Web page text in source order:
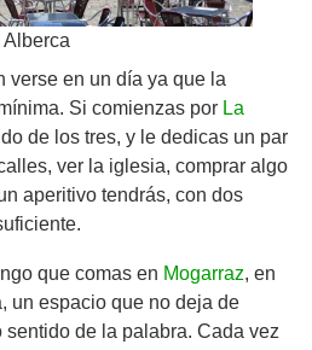
Alberca
verse en un día ya que la
Si comienzas por La
de los tres, y le dedicas un par
ver la iglesia, comprar algo
aperitivo tendrás, con dos
que comas en Mogarraz, en
un espacio que no deja de
sentido de la palabra. Cada vez